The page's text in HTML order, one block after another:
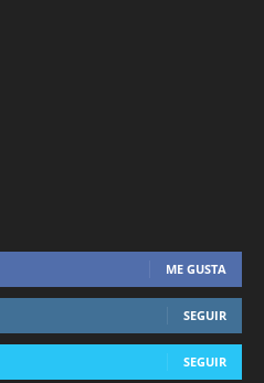
ME GUSTA
SEGUIR
SEGUIR